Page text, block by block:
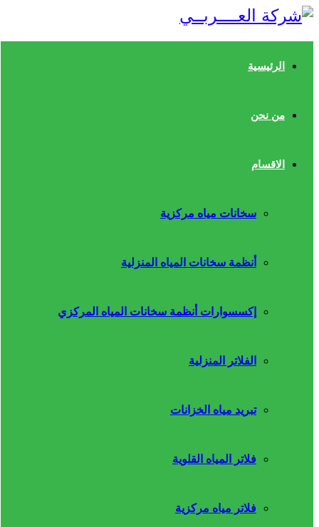
الرئيسية
من نحن
الاقسام
سخانات مياه مركزية
أنظمة سخانات المياه المنزلية
إكسسوارات أنظمة سخانات المياه المركزي
الفلاتر المنزلية
تبريد مياه الخزانات
فلاتر المياه القلوية
فلاتر مياه مركزية